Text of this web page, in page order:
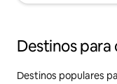
Destinos
Destinos populares